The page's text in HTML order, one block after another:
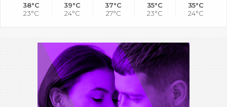
38°C
23°C
39°C
24°C
37°C
27°C
35°C
23°C
35°C
24°C